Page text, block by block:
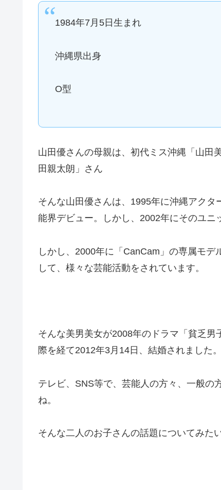
1984年7月5日生まれ
沖縄県出身
O型
山田優さんの母親は、初代ミス沖縄「山田
田親太朗」さん
そんな山田優さんは、1995年に沖縄アク
能界デビュー。しかし、2002年にそのユニ
しかし、2000年に「CanCam」の専属モ
して、様々な芸能活動をされています。
そんな美男美女が2008年のドラマ「貧乏
際を経て2012年3月14日、結婚されました。
テレビ、SNS等で、芸能人の方々、一般の
ね。
そんな二人のお子さんの話題についてみた